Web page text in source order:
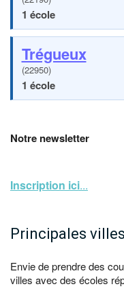
1 école
Trégueux
(22950)
1 école
Notre newsletter
Inscription ici...
Principales villes
Envie de prendre des
villes avec des écoles